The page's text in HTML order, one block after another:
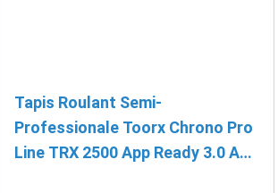
Tapis Roulant Semi-
Professionale Toorx Chrono Pro
Line TRX 2500 App Ready 3.0 App